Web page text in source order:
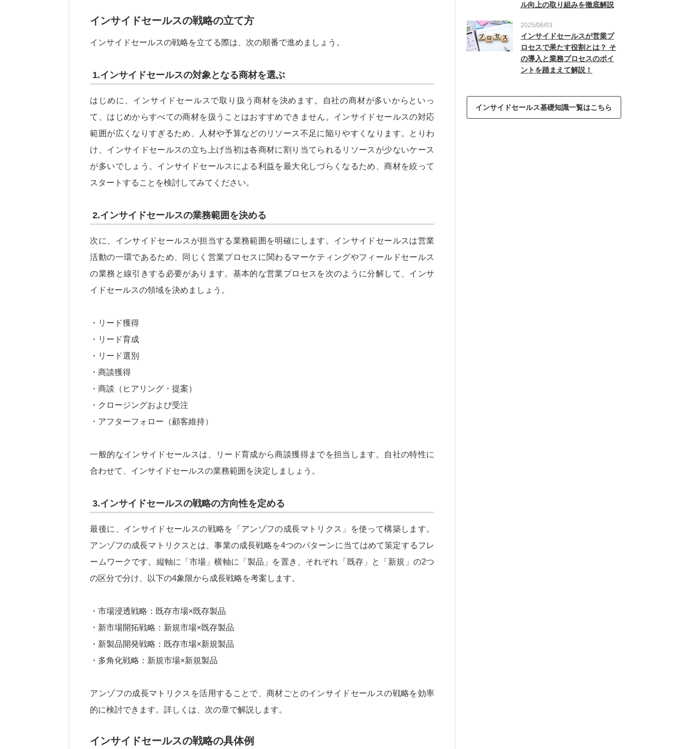
インサイドセールスの戦略の立て方
インサイドセールスの戦略を立てる際は、次の順番で進めましょう。
1.インサイドセールスの対象となる商材を選ぶ
はじめに、インサイドセールスで取り扱う商材を決めます。自社の商材が多いからといっ
て、はじめからすべての商材を扱うことはおすすめできません。インサイドセールスの対応
範囲が広くなりすぎるため、人材や予算などのリソース不足に陥りやすくなります。とりわ
け、インサイドセールスの立ち上げ当初は各商材に割り当てられるリソースが少ないケース
が多いでしょう。インサイドセールスによる利益を最大化しづらくなるため、商材を絞って
スタートすることを検討してみてください。
2.インサイドセールスの業務範囲を決める
次に、インサイドセールスが担当する業務範囲を明確にします。インサイドセールスは営業
活動の一環であるため、同じく営業プロセスに関わるマーケティングやフィールドセールス
の業務と線引きする必要があります。基本的な営業プロセスを次のように分解して、インサ
イドセールスの領域を決めましょう。
・リード獲得
・リード育成
・リード選別
・商談獲得
・商談（ヒアリング・提案）
・クロージングおよび受注
・アフターフォロー（顧客維持）
一般的なインサイドセールスは、リード育成から商談獲得までを担当します。自社の特性に
合わせて、インサイドセールスの業務範囲を決定しましょう。
3.インサイドセールスの戦略の方向性を定める
最後に、インサイドセールスの戦略を「アンゾフの成長マトリクス」を使って構築します。
アンゾフの成長マトリクスとは、事業の成長戦略を4つのパターンに当てはめて策定するフレ
ームワークです。縦軸に「市場」横軸に「製品」を置き、それぞれ「既存」と「新規」の2つ
の区分で分け、以下の4象限から成長戦略を考案します。
・市場浸透戦略：既存市場×既存製品
・新市場開拓戦略：新規市場×既存製品
・新製品開発戦略：既存市場×新規製品
・多角化戦略：新規市場×新規製品
アンゾフの成長マトリクスを活用することで、商材ごとのインサイドセールスの戦略を効率
的に検討できます。詳しくは、次の章で解説します。
インサイドセールスの戦略の具体例
ル向上の取り組みを徹底解説
2025/06/03
インサイドセールスが営業プ
ロセスで果たす役割とは？ そ
の導入と業務プロセスのポイ
ントを踏まえて解説！
インサイドセールス基礎知識一覧はこちら